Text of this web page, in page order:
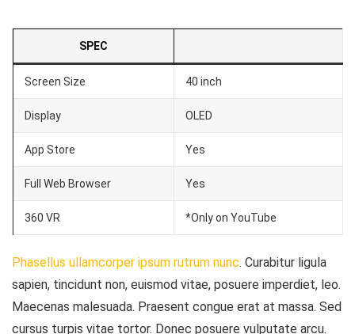
SPEC
Screen Size 40 inch
Display OLED
App Store Yes
Full Web Browser Yes
360 VR *Only on YouTube
Phasellus ullamcorper ipsum rutrum nunc. Curabitur ligula
sapien, tincidunt non, euismod vitae, posuere imperdiet, leo.
Maecenas malesuada. Praesent congue erat at massa. Sed
cursus turpis vitae tortor. Donec posuere vulputate arcu.